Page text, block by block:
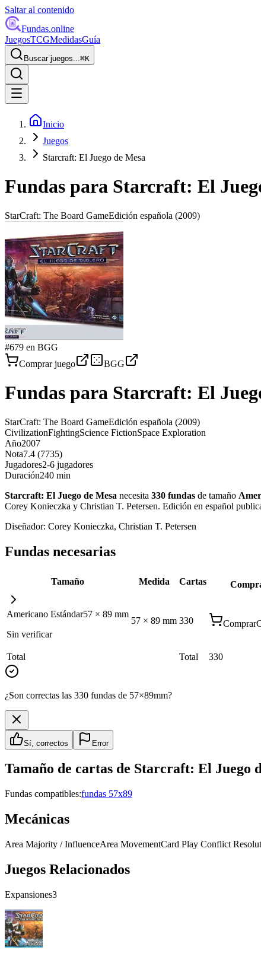
Saltar al contenido
Fundas.online
JuegosTCGMedidasGuía
Buscar juegos...⌘K
Inicio
Juegos
Starcraft: El Juego de Mesa
Fundas para Starcraft: El
StarCraft: The Board GameEdición española (2009)
#679 en BGG
Comprar juego
BGG
Fundas para Starcraft: El
StarCraft: The Board GameEdición española (2009)
CivilizationFightingScience FictionSpace Exploration
Año2007
Nota7.4 (7735)
Jugadores2-6 jugadores
Duración240 min
Starcraft: El Juego de Mesa necesita 330 fundas de tamaño
Corey Konieczka y Christian T. Petersen. Edición en español
Diseñador: Corey Konieczka, Christian T. Petersen
Fundas necesarias
Tamaño Medida Cartas
Americano Estándar57 × 89 mm
Sin verificar
57 × 89 mm 330 Comprar
Total Total 330
¿Son correctas las 330 fundas de 57×89mm?
Sí, correctos Error
Tamaño de cartas de Starcraft: El Juego
Fundas compatibles:fundas 57x89
Mecánicas
Area Majority / InfluenceArea MovementCard Play Conflict
Juegos Relacionados
Expansiones3